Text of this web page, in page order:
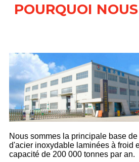
POURQUOI
Nous sommes la principale base
d'acier inoxydable laminées à froid
capacité de 200 000 tonnes par an.